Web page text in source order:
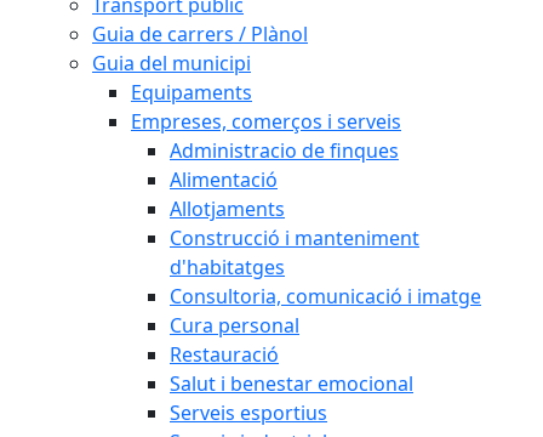
Guia de carrers / Plànol
Guia del municipi
Equipaments
Empreses, comerços i serveis
Administracio de finques
Alimentació
Allotjaments
Construcció i manteniment
d'habitatges
Consultoria, comunicació i imatge
Cura personal
Restauració
Salut i benestar emocional
Serveis esportius